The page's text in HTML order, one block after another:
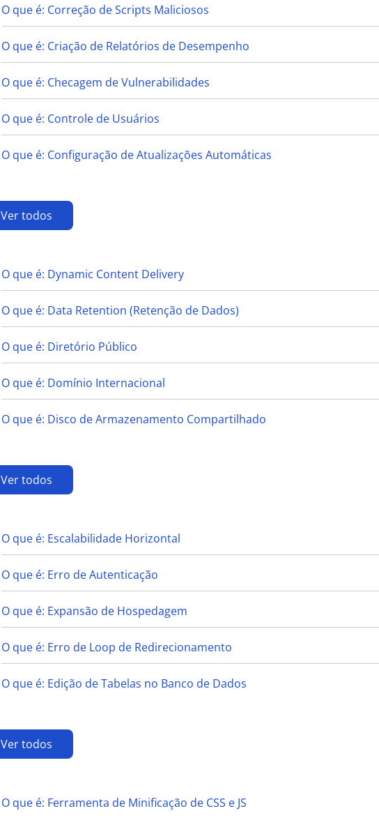
O que é: Correção de Scripts Maliciosos
O que é: Criação de Relatórios de Desempenho
O que é: Checagem de Vulnerabilidades
O que é: Controle de Usuários
O que é: Configuração de Atualizações Automáticas
Ver todos
O que é: Dynamic Content Delivery
O que é: Data Retention (Retenção de Dados)
O que é: Diretório Público
O que é: Domínio Internacional
O que é: Disco de Armazenamento Compartilhado
Ver todos
O que é: Escalabilidade Horizontal
O que é: Erro de Autenticação
O que é: Expansão de Hospedagem
O que é: Erro de Loop de Redirecionamento
O que é: Edição de Tabelas no Banco de Dados
Ver todos
O que é: Ferramenta de Minificação de CSS e JS